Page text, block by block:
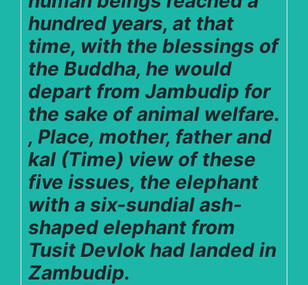
hundred years, at that
time, with the blessings of
the Buddha, he would
depart from Jambudip for
the sake of animal welfare.
, Place, mother, father and
kaI (Time) view of these
five issues, the elephant
with a six-sundial ash-
shaped elephant from
Tusit Devlok had landed in
Zambudip.